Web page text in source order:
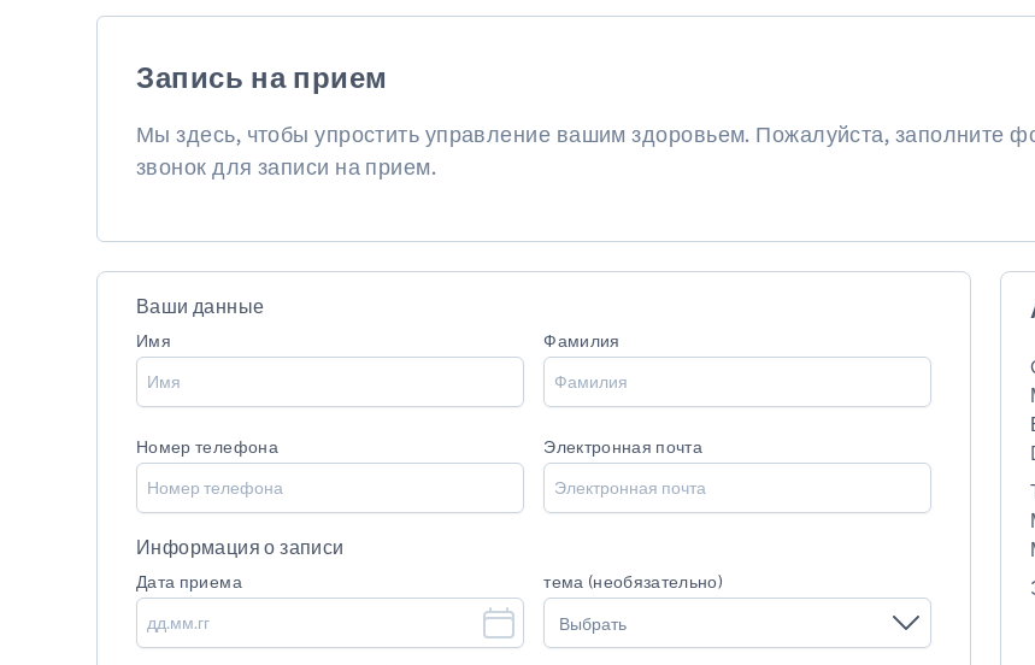
Запись на прием
Мы здесь, чтобы упростить управление вашим здоровьем. Пожалуйста, заполните
звонок для записи на прием.
Ваши данные
Имя Фамилия
Номер телефона Электронная почта
Информация о записи
Дата приема
тема (необязательно)
Выбрать